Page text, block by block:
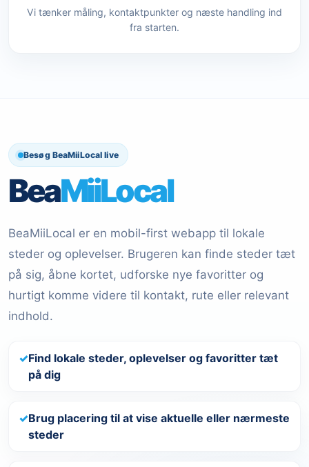
Vi tænker måling, kontaktpunkter og næste handling ind
fra starten.
Besøg BeaMiiLocal live
BeaMiiLocal
BeaMiiLocal er en mobil-first webapp til lokale
steder og oplevelser. Brugeren kan finde steder tæt
på sig, åbne kortet, udforske nye favoritter og
hurtigt komme videre til kontakt, rute eller relevant
indhold.
Find lokale steder, oplevelser og favoritter tæt
på dig
Brug placering til at vise aktuelle eller nærmeste
steder